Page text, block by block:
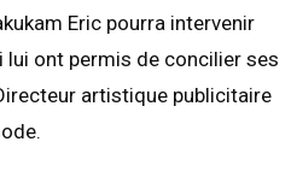
Eric pourra intervenir
lui ont permis de concilier ses
artistique publicitaire